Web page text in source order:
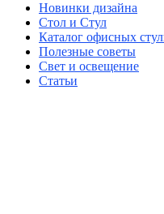
Новинки дизайна
Стол и Стул
Каталог офисных
Полезные советы
Свет и освещение
Статьи